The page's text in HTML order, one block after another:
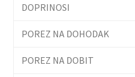
DOPRINOSI
POREZ NA DOHODAK
POREZ NA DOBIT